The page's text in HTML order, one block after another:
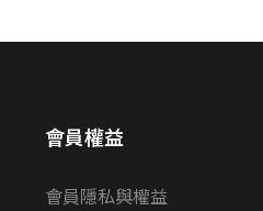
會員權益
會員隱私與權益